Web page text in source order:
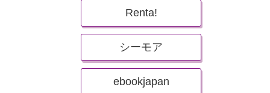
Renta!
シーモア
ebookjapan